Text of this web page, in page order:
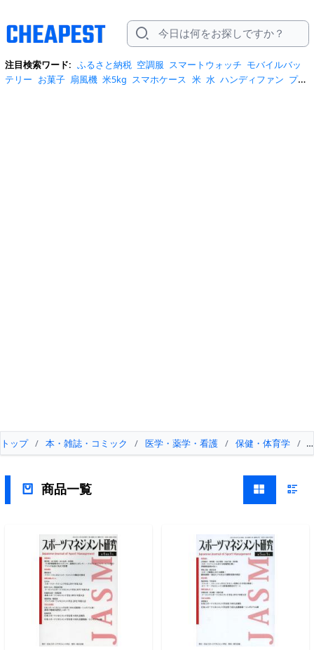
注目検索ワード: ふるさと納税 空調服 スマートウォッチ モバイルバッ
テリー お菓子 扇風機 米5kg スマホケース 米 水 ハンディファン プロ
トップ / 本・雑誌・コミック / 医学・薬学・看護 / 保健・体育学 /
商品一覧